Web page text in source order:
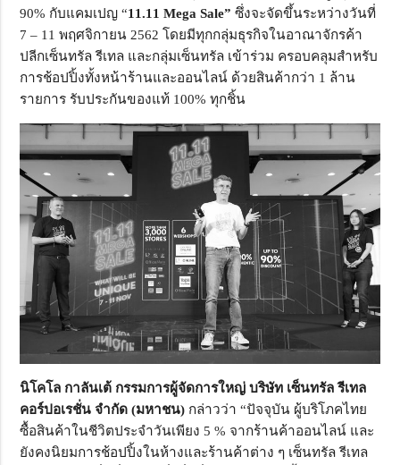
90% กับแคมเปญ “11.11Mega Sale” ซึ่งจะจัดขึ้นระหว่างวันที่
7 – 11 พฤศจิกายน 2562 โดยมีทุกกลุ่มธุรกิจในอาณาจักรค้า
ปลีกเซ็นทรัล รีเทล และกลุ่มเซ็นทรัล เข้าร่วม ครอบคลุมสำหรับ
การช้อปปิ้งทั้งหน้าร้านและออนไลน์ ด้วยสินค้ากว่า 1 ล้าน
รายการ รับประกันของแท้ 100%ทุกชิ้น
นิโคโล กาลันเต้ กรรมการผู้จัดการใหญ่ บริษัท เซ็นทรัล รีเทล
คอร์ปอเรชั่น จำกัด(มหาชน) กล่าวว่า “ปัจจุบัน ผู้บริโภคไทย
ซื้อสินค้าในชีวิตประจำวันเพียง 5% จากร้านค้าออนไลน์ และ
ยังคงนิยมการช้อปปิ้งในห้างและร้านค้าต่าง ๆ เซ็นทรัล รีเทล